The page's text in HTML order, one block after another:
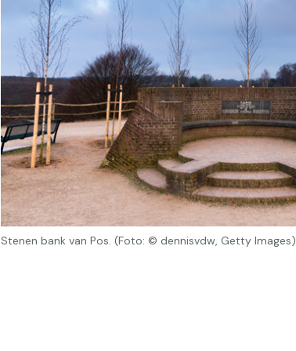
Stenen bank van Pos. (Foto: © dennisvdw, Getty Images)